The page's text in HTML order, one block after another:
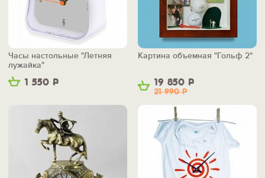
1 550 Р
Часы настольные "Летняя
лужайка"
19 850 Р
21 990Р
Картина объемная "Гольф 2"